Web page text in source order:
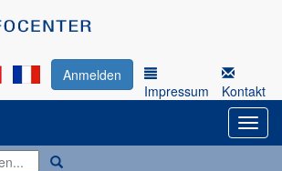
Anmelden
Impressum
Kontakt